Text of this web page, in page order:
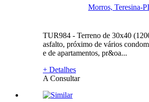
Morros, Teresina-PI
TUR984 - Terreno de 30x40
asfalto, próximo de vários
e de apartamentos, pr&oa...
+ Detalhes
A Consultar